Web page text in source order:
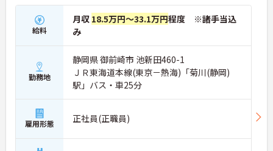
給料
月収 18.5万円～33.1万円程度 ※諸手当込
み
勤務地
静岡県 御前崎市 池新田460-1
ＪＲ東海道本線(東京－熱海)「菊川(静岡)
駅」バス・車25分
雇用形態 正社員(正職員)